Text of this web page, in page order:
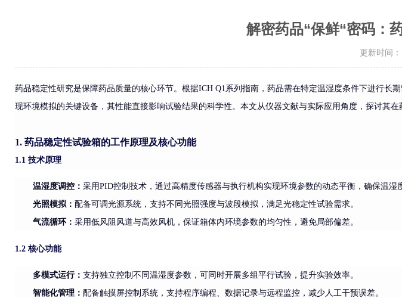
解密药品“保鲜“密码：
更新时间
药品稳定性研究是保障药品质量的核心环节。根据ICH Q1系列指南，药品需在特定温湿度条件下进行长
现环境模拟的关键设备，其性能直接影响试验结果的科学性。本文从仪器文献与实际应用角度，探讨其在
1. 药品稳定性试验箱的工作原理及核心功能
1.1 技术原理
温湿度调控 ： 采用PID控制技术，通过高精度传感器与执行机构实现环境参数的动态平衡，确保温湿
光照模拟： 配备可调光源系统，支持不同光照强度与波段模拟，满足光稳定性试验需求。
气流循环： 采用低风阻风道与高效风机，保证箱体内环境参数的均匀性，避免局部偏差。
1.2 核心功能
多模式运行： 支持独立控制不同温湿度参数，可同时开展多组平行试验，提升实验效率。
智能化管理： 配备触摸屏控制系统，支持程序编程、数据记录与远程监控，减少人工干预误差。